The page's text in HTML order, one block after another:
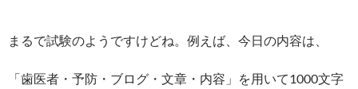
まるで試験のようですけどね。例えば、今日の内容は、
「歯医者・予防・ブログ・文章・内容」を用いて1000文字